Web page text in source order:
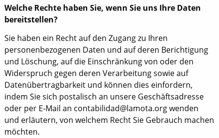
Welche Rechte haben Sie, wenn Sie uns Ihre Daten
bereitstellen?
Sie haben ein Recht auf den Zugang zu Ihren
personenbezogenen Daten und auf deren Berichtigung
und Löschung, auf die Einschränkung von oder den
Widerspruch gegen deren Verarbeitung sowie auf
Datenübertragbarkeit und können dies einfordern,
indem Sie sich postalisch an unsere Geschäftsadresse
oder per E-Mail an contabilidad@lamota.org wenden
und erläutern, von welchem Recht Sie Gebrauch machen
möchten.